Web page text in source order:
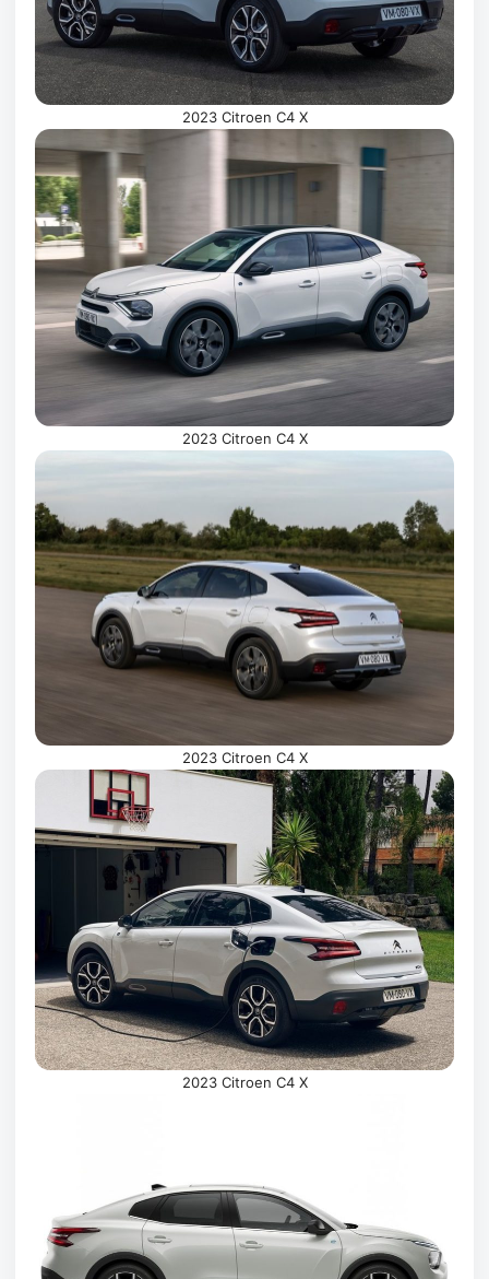
2023 Citroen C4 X
2023 Citroen C4 X
2023 Citroen C4 X
2023 Citroen C4 X